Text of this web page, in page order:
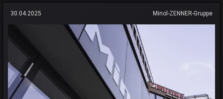
30.04.2025 Minol-ZENNER-Gruppe